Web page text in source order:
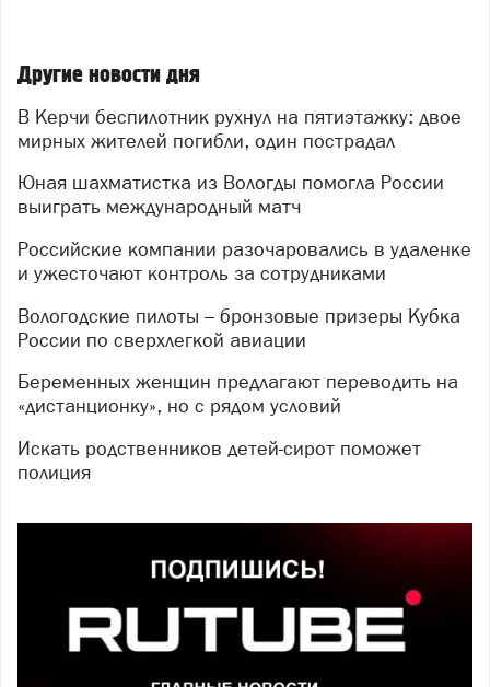
Другие новости дня
В Керчи беспилотник рухнул на пятиэтажку: двое
мирных жителей погибли, один пострадал
Юная шахматистка из Вологды помогла России
выиграть международный матч
Российские компании разочаровались в удаленке
и ужесточают контроль за сотрудниками
Вологодские пилоты – бронзовые призеры Кубка
России по сверхлегкой авиации
Беременных женщин предлагают переводить на
«дистанционку», но с рядом условий
Искать родственников детей-сирот поможет
полиция